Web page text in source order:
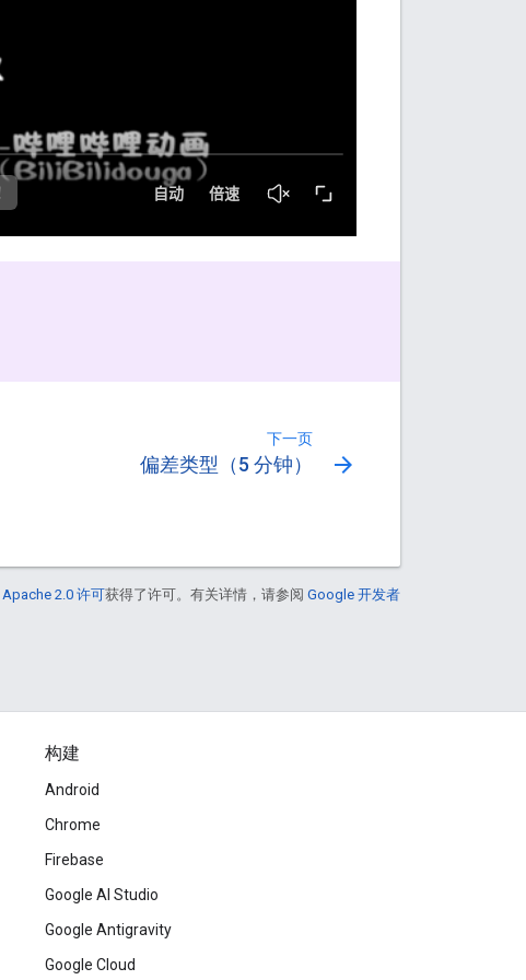
下一页
偏差类型（5 分钟） arrow_forward
Apache 2.0 许可获得了许可。有关详情，请参阅 Google 开发者
构建
Android
Chrome
Firebase
Google AI Studio
Google Antigravity
Google Cloud